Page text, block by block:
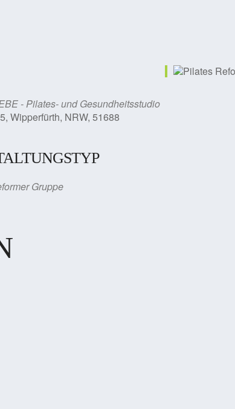
- Pilates- und Gesundheitsstudio
Wipperfürth, NRW, 51688
Gruppe